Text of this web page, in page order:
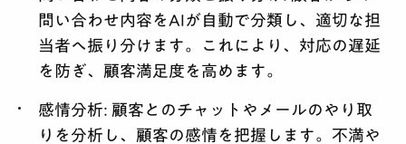
問い合わせ内容をAIが自動で分類し、適切な担
当者へ振り分けます。これにより、対応の遅延
を防ぎ、顧客満足度を高めます。
感情分析: 顧客とのチャットやメールのやり取
りを分析し、顧客の感情を把握します。不満や